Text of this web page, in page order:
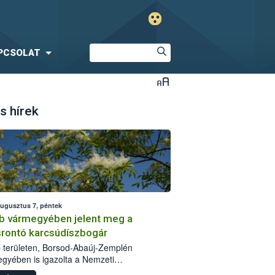
hírek
7, péntek
vármegyében jelent meg a
karcsúdíszbogár
területen, Borsod-Abaúj-Zemplén
is igazolta a Nemzeti
biztonsági Hivatal (Nébih) a